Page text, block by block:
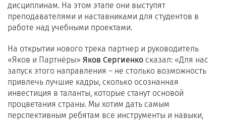
дисциплинам. На этом этапе они выступят
преподавателями и наставниками для студентов в
работе над учебными проектами.
На открытии нового трека партнер и руководитель
«Яков и Партнёры» Яков Сергиенко сказал: «Для нас
запуск этого направления – не столько возможность
привлечь лучшие кадры, сколько осознанная
инвестиция в таланты, которые станут основой
процветания страны. Мы хотим дать самым
перспективным ребятам все инструменты и навыки,